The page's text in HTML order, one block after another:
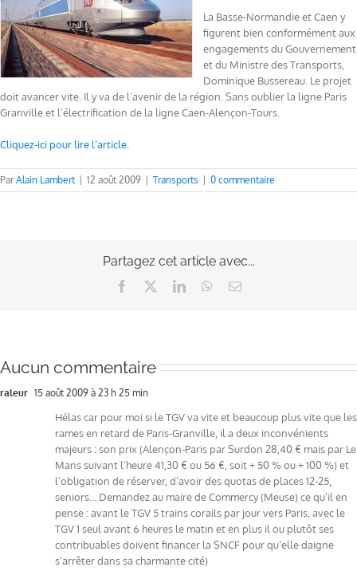
La Basse-Normandie et Caen y
figurent bien conformément aux
engagements du Gouvernement
et du Ministre des Transports,
Dominique Bussereau. Le projet
doit avancer vite. Il y va de l’avenir de la région. Sans oublier la ligne Paris
Granville et l’électrification de la ligne Caen-Alençon-Tours.
Cliquez-ici pour lire l’article
ParAlain Lambert 12 août 2009 Transports 0 commentaire
Partagez cet article avec...
Facebook LinkedInWhatsApp
Email
Aucun commentaire
raleur 15 août 2009 à 23 h 25 min
Hélas car pour moi si le TGV va vite et beaucoup plus vite que les
rames en retard de Paris-Granville, il a deux inconvénients
majeurs : son prix (Alençon-Paris par Surdon 28,40 € mais par Le
Mans suivant l’heure 41,30 € ou 56 €, soit + 50 % ou + 100 %) et
l’obligation de réserver, d’avoir des quotas de places 12-25,
seniors… Demandez au maire de Commercy (Meuse) ce qu’il en
pense : avant le TGV 5 trains corails par jour vers Paris, avec le
TGV 1 seul avant 6 heures le matin et en plus il ou plutôt ses
contribuables doivent financer la SNCF pour qu’elle daigne
s’arrêter dans sa charmante cité)